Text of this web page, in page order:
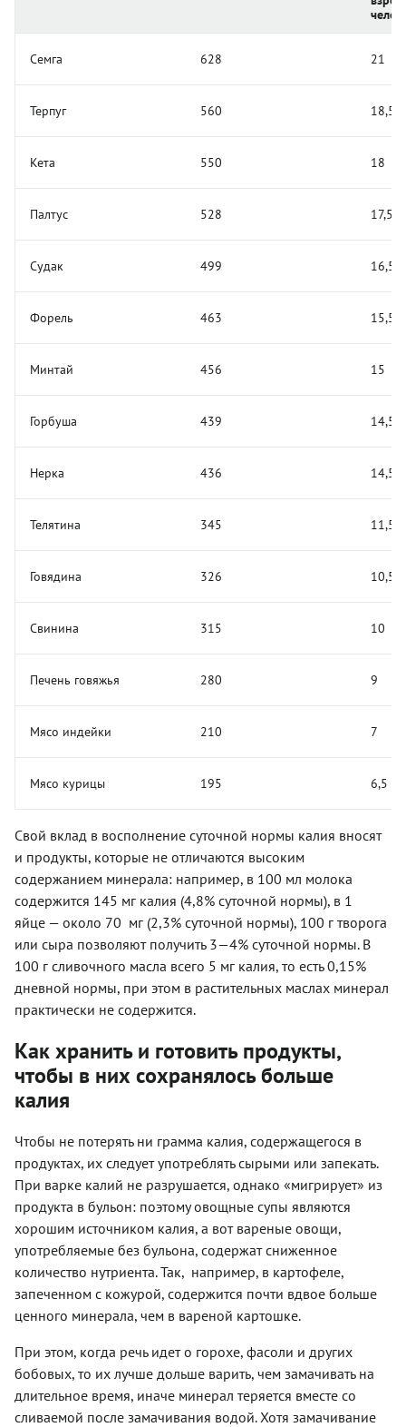
Семга 628 21
Терпуг 560 18,5
Кета 550 18
Палтус 528 17,5
Судак 499 16,5
Форель 463 15,5
Минтай 456 15
Горбуша 439 14,5
Нерка 436 14,5
Телятина 345 11,5
Говядина 326 10,5
Свинина 315 10
Печень говяжья 280 9
Мясо индейки 210 7
Мясо курицы 195 6,5
Свой вклад в восполнение суточной нормы калия вносят
и продукты, которые не отличаются высоким
содержанием минерала: например, в 100 мл молока
содержится 145 мг калия (4,8% суточной нормы), в 1
яйце — около 70 мг (2,3% суточной нормы), 100 г творога
или сыра позволяют получить 3—4% суточной нормы. В
100 г сливочного масла всего 5 мг калия, то есть 0,15%
дневной нормы, при этом в растительных маслах минерал
практически не содержится.
Как хранить и готовить продукты,
чтобы в них сохранялось больше
калия
Чтобы не потерять ни грамма калия, содержащегося в
продуктах, их следует употреблять сырыми или запекать.
При варке калий не разрушается, однако «мигрирует» из
продукта в бульон: поэтому овощные супы являются
хорошим источником калия, а вот вареные овощи,
употребляемые без бульона, содержат сниженное
количество нутриента. Так, например, в картофеле,
запеченном с кожурой, содержится почти вдвое больше
ценного минерала, чем в вареной картошке.
При этом, когда речь идет о горохе, фасоли и других
бобовых, то их лучше дольше варить, чем замачивать на
длительное время, иначе минерал теряется вместе со
сливаемой после замачивания водой. Хотя замачивание